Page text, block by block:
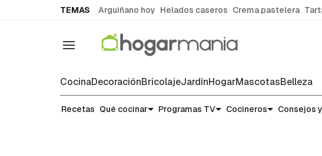
TEMAS Arguiñano hoy Helados caseros Crema pastelera
Navegación
CocinaDecoraciónBricolajeJardínHogarMascotasBelleza
Recetas
Recetas Qué cocinar Programas TV Cocineros Consejos